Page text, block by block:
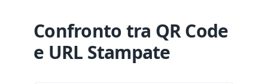
Confronto tra QR Code
e URL Stampate